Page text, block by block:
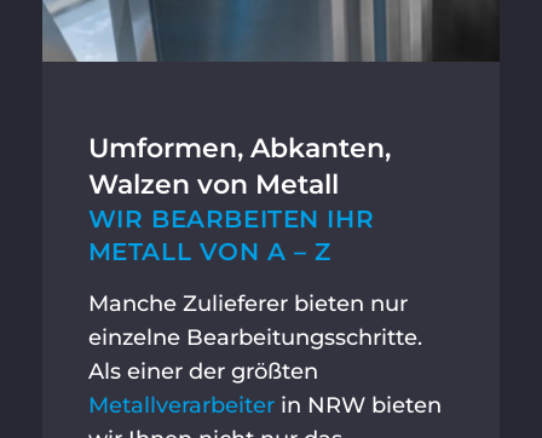
Umformen, Abkanten,
Walzen von Metall
WIR BEARBEITEN IHR
METALL VON A – Z
Manche Zulieferer bieten nur
einzelne Bearbeitungsschritte.
Als einer der größten
Metallverarbeiterin NRW bieten